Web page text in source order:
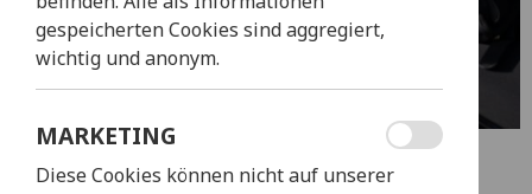
BOOST PORTUGAL
gespeicherten Cookies sind aggregiert,
wichtig und anonym.
MARKETING
Diese Cookies können nicht auf unserer